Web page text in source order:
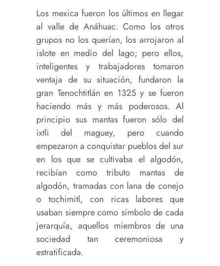
Los mexica fueron los últimos en llegar
al valle de Anáhuac. Como los otros
grupos no los querían, los arrojaron al
islote en medio del lago; pero ellos,
inteligentes y trabajadores tomaron
ventaja de su situación, fundaron la
gran Tenochtitlán en 1325 y se fueron
haciendo más y más poderosos. Al
principio sus mantas fueron sólo del
ixtli del maguey, pero cuando
empezaron a conquistar pueblos del sur
en los que se cultivaba el algodón,
recibían como tributo mantas de
algodón, tramadas con lana de conejo
o tochimitl, con ricas labores que
usaban siempre como símbolo de cada
jerarquía, aquellos miembros de una
sociedad tan ceremoniosa y
estratificada.